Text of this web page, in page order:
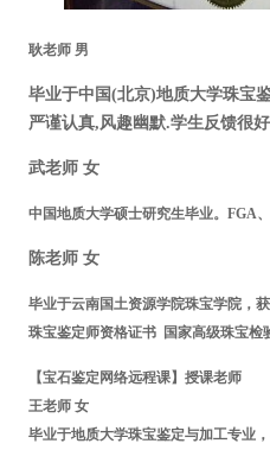
耿老师 男
毕业于中国(北京)地质大学珠宝
严谨认真,风趣幽默.学生反馈很
武老师 女
中国地质大学硕士研究生毕业。 FGA
陈老师 女
毕业于云南国土资源学院珠宝学院，
珠宝鉴定师资格证书 国家高级珠宝检
【宝石鉴定网络远程课】授课老师
王老师 女
毕业于地质大学珠宝鉴定与加工专业